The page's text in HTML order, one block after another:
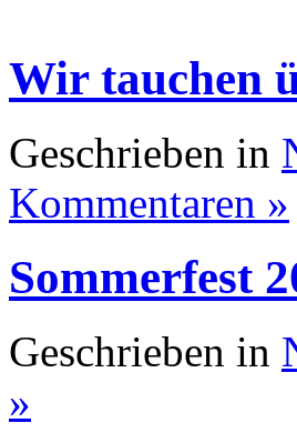
Wir tauchen
Geschrieben in
Kommentaren »
Sommerfest
Geschrieben in
»